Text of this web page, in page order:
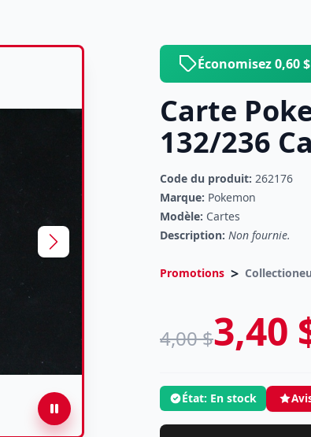
Économisez 0,60
Carte
132/236
Code du produit: 262176
Marque: Pokemon
Modèle: Cartes
Description: Non fournie.
Promotions >
4,00 $3,40
État: En stock